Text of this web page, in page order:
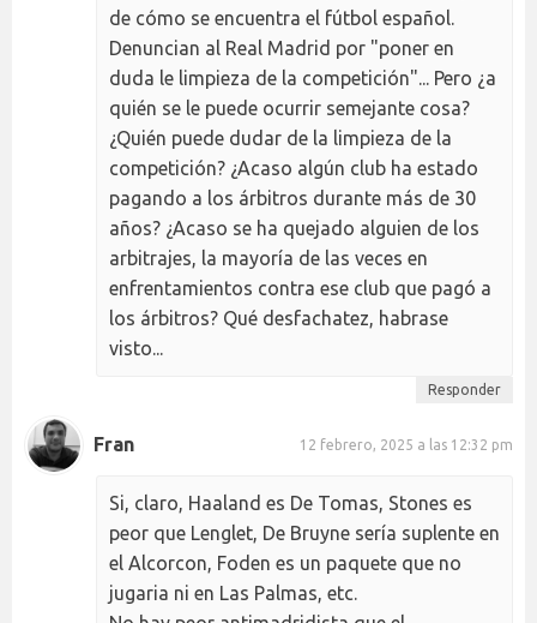
de cómo se encuentra el fútbol español.
Denuncian al Real Madrid por "poner en
duda le limpieza de la competición"... Pero ¿a
quién se le puede ocurrir semejante cosa?
¿Quién puede dudar de la limpieza de la
competición? ¿Acaso algún club ha estado
pagando a los árbitros durante más de 30
años? ¿Acaso se ha quejado alguien de los
arbitrajes, la mayoría de las veces en
enfrentamientos contra ese club que pagó a
los árbitros? Qué desfachatez, habrase
visto...
Responder
Fran 12 febrero, 2025 a las 12:32 pm
Si, claro, Haaland es De Tomas, Stones es
peor que Lenglet, De Bruyne sería suplente en
el Alcorcon, Foden es un paquete que no
jugaria ni en Las Palmas, etc.